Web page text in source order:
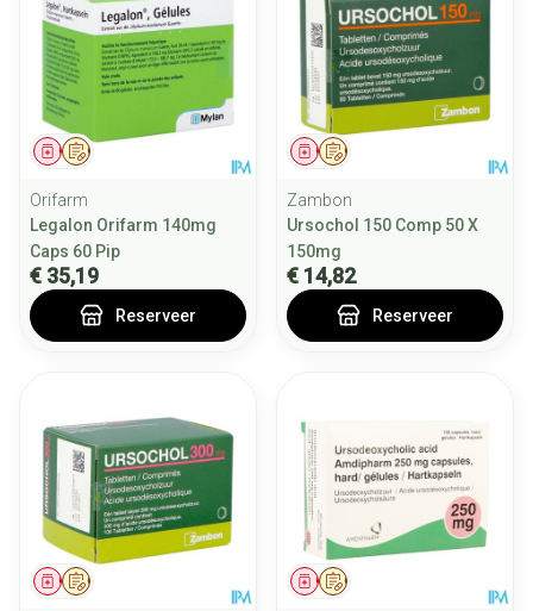
Op voorschrift
Geneesmiddel
Orifarm
Legalon Orifarm 140mg
Caps 60 Pip
€ 35,19
Reserveer
Op voorschrift
Geneesmiddel
Zambon
Ursochol 150 Comp 50 X
150mg
€ 14,82
Reserveer
Op voorschrift
Geneesmiddel Op voorschrift
Geneesmiddel